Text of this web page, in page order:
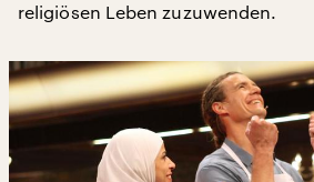
religiösen Leben zuzuwenden.